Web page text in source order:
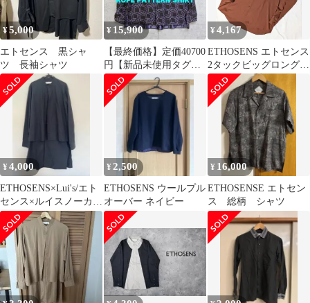
¥5,000
エトセンス 黒シャ
ツ 長袖シャツ
¥ 15,900
【最終価格】定価40700
円【新品未使用タグ
付】ETHOSENS シャツ
¥4,167
ETHOSENS エトセンス
2タックビッグロングシ
ャツ
¥4,000
ETHOSENS×Lui's/エト
センス×ルイスノーカラ
ーレイヤードロングシ
ャツ
¥2,500
ETHOSENS ウールプル
オーバー ネイビー
¥ 16,000
ETHOSENSE エトセン
ス 総柄 シャツ